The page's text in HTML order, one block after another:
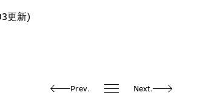
更新)
Prev. Next.